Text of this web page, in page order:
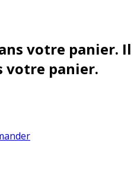
votre panier. Il
votre panier.